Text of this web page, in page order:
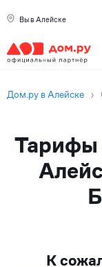
Вы в Алейске
Дом.ру в Алейске ›
Тарифы
К